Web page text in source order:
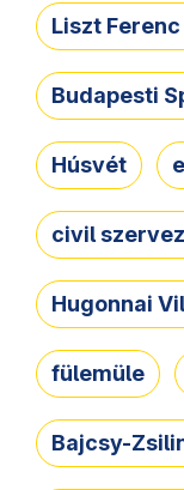
Liszt
Budapesti
Húsvét
civil
Hugonnai
fülemüle
Bajcsy-